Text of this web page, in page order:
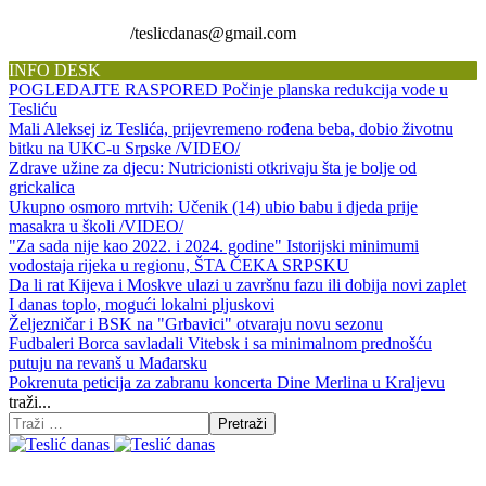
/teslicdanas@gmail.com
INFO DESK
POGLEDAJTE RASPORED Počinje planska redukcija vode u
Tesliću
Mali Aleksej iz Teslića, prijevremeno rođena beba, dobio životnu
bitku na UKC-u Srpske /VIDEO/
Zdrave užine za djecu: Nutricionisti otkrivaju šta je bolje od
grickalica
Ukupno osmoro mrtvih: Učenik (14) ubio babu i djeda prije
masakra u školi /VIDEO/
"Za sada nije kao 2022. i 2024. godine" Istorijski minimumi
vodostaja rijeka u regionu, ŠTA ČEKA SRPSKU
Da li rat Kijeva i Moskve ulazi u završnu fazu ili dobija novi zaplet
I danas toplo, mogući lokalni pljuskovi
Željezničar i BSK na "Grbavici" otvaraju novu sezonu
Fudbaleri Borca savladali Vitebsk i sa minimalnom prednošću
putuju na revanš u Mađarsku
Pokrenuta peticija za zabranu koncerta Dine Merlina u Kraljevu
traži...
Pretraži